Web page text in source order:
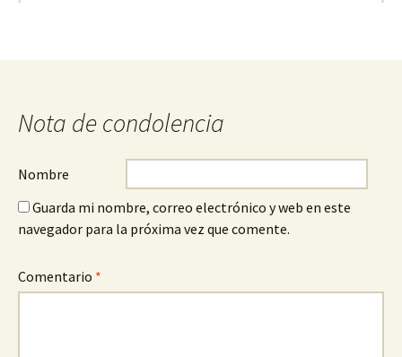
Nota de condolencia
Nombre
Guarda mi nombre, correo electrónico y web en este
navegador para la próxima vez que comente.
Comentario *